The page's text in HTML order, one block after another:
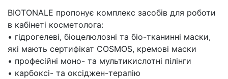
BIOTONALE пропонує комплекс засобів для роботи
в кабінеті косметолога:
• гідрогелеві, біоцелюлозні та біо-тканинні маски,
які мають сертифікат COSMOS, кремові маски
• професійні моно- та мультикислотні пілінги
• карбоксі- та оксіджен-терапію